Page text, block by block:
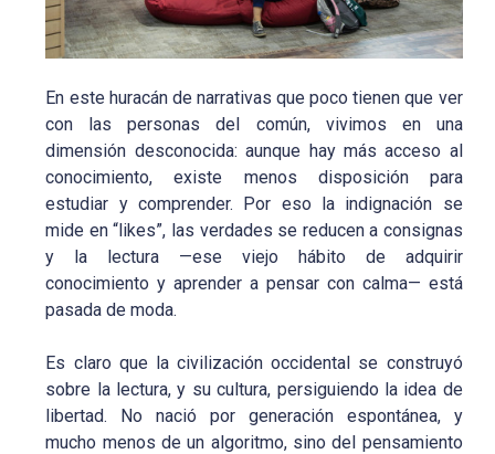
En este huracán de narrativas que poco tienen que ver
con las personas del común, vivimos en una
dimensión desconocida: aunque hay más acceso al
conocimiento, existe menos disposición para
estudiar y comprender. Por eso la indignación se
mide en “likes”, las verdades se reducen a consignas
y la lectura —ese viejo hábito de adquirir
conocimiento y aprender a pensar con calma— está
pasada de moda.
Es claro que la civilización occidental se construyó
sobre la lectura, y su cultura, persiguiendo la idea de
libertad. No nació por generación espontánea, y
mucho menos de un algoritmo, sino del pensamiento